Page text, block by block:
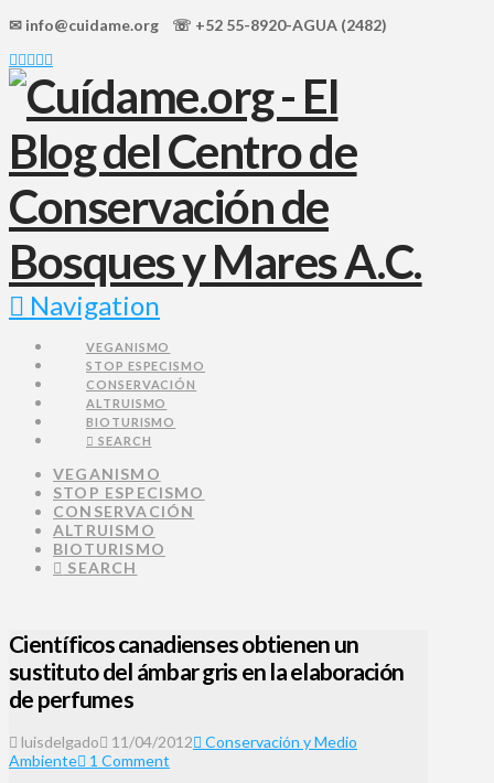
✉ info@cuidame.org ☏ +52 55-8920-AGUA (2482)
Navigation
VEGANISMO
STOP ESPECISMO
CONSERVACIÓN
ALTRUISMO
BIOTURISMO
SEARCH
VEGANISMO
STOP ESPECISMO
CONSERVACIÓN
ALTRUISMO
BIOTURISMO
SEARCH
Científicos canadienses obtienen un
sustituto del ámbar gris en la elaboración
de perfumes
luisdelgado 11/04/2012
Conservación y Medio
Ambiente
1 Comment